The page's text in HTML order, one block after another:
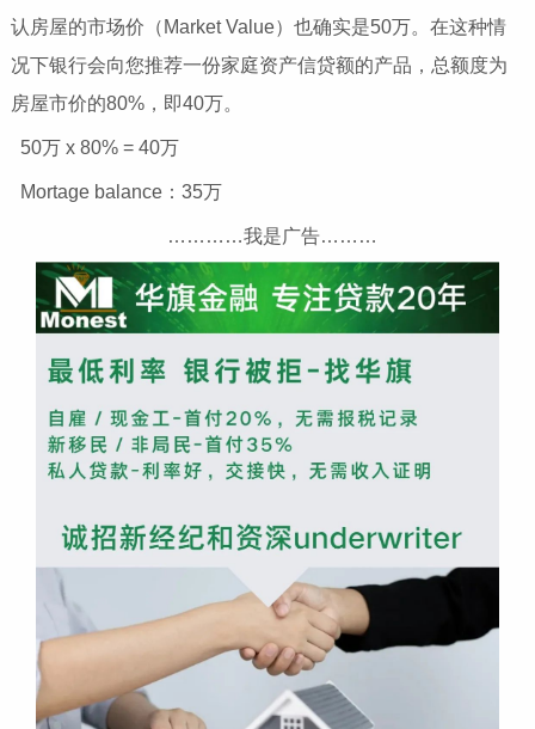
认房屋的市场价（Market Value）也确实是50万。在这种情
况下银行会向您推荐一份家庭资产信贷额的产品，总额度为
房屋市价的80%，即40万。
50万 x 80% = 40万
Mortage balance：35万
…………我是广告………